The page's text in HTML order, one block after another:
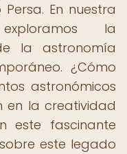
En nuestra
la
la astronomía
¿Cómo
astronómicos
en la creatividad
este fascinante
este legado